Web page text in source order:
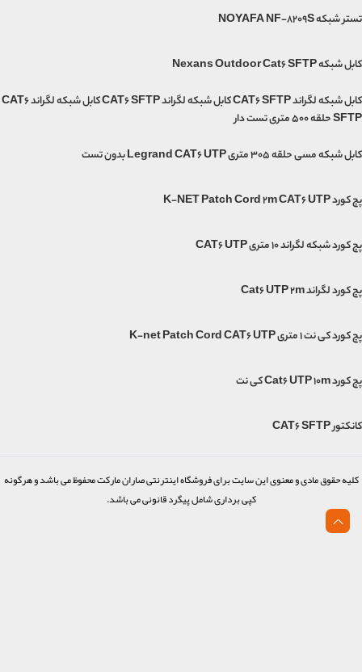
تستر شبکه NOYAFA NF-8209S
کابل شبکه Nexans Outdoor Cat6 SFTP
کابل شبکه لگراند CAT6 SFTP کابل شبکه لگراند CAT6 SFTP کابل شبکه لگراند CAT6
SFTP حلقه 500 متری تست دار
کابل شبکه مسی حلقه 305 متری Legrand CAT6 UTP بدون تست
پچ کورد K-NET Patch Cord 2m CAT6 UTP
پچ کورد شبکه لگراند 10 متری CAT6 UTP
پچ کورد لگراند Cat6 UTP 2m
پچ کورد کی نت 1 متری K-net Patch Cord CAT6 UTP
پچ کورد Cat6 UTP 10m کی نت
کانکتور CAT6 SFTP
کلیه حقوق مادی و معنوی این سایت برای فروشگاه اینترنتی صاران مارکت محفوظ می باشد و هرگونه
کپی برداری شامل پیگرد قانونی می باشد.